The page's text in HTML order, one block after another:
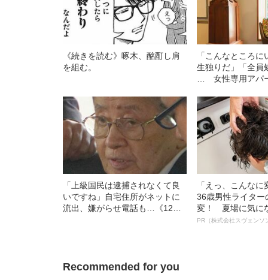
《続きを読む》啄木、酩酊し肩
を組む。
「こんなところ
生独りだ」「全員
… 女性専用アパ
子が感じた“いい加
「上級国民は逮捕されなくて良
いですね」自宅住所がネットに
流出、嫌がらせ電話も…《12人
「えっ、こんな
36歳男性ライター
変！ 夏場に気に
オイ”や“ベタつき
PR（株式会社スヴェンソ
Recommended for you